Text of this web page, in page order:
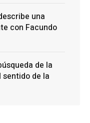
una
con Facundo
de la
de la